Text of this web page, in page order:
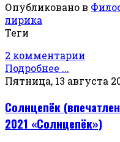
Опубликовано в
лирика
Теги
2 комментарии
Подробнее ...
Пятница, 13 августа
Солнцепёк
2021 «Солнцепёк»)